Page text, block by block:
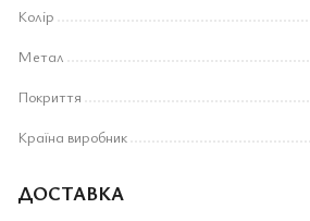
Колір
Метал
Покриття
Країна виробник
ДОСТАВКА